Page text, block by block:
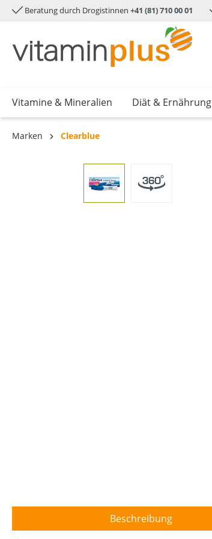
springen Zur Hauptnavigation springen
Beratung durch Drogistinnen +41 (81) 710 00 01
Vitamine & Mineralien Diät & Ernährung
Marken Clearblue
Beschreibung